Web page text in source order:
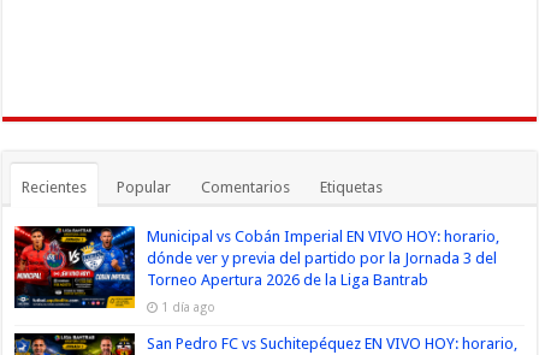
Recientes Popular Comentarios Etiquetas
Municipal vs Cobán Imperial EN VIVO HOY: horario,
dónde ver y previa del partido por la Jornada 3 del
Torneo Apertura 2026 de la Liga Bantrab
1 día ago
San Pedro FC vs Suchitepéquez EN VIVO HOY: horario,